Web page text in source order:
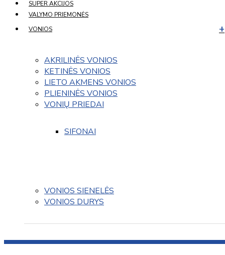
SUPER AKCIJOS
VALYMO PRIEMONĖS
VONIOS
AKRILINĖS VONIOS
KETINĖS VONIOS
LIETO AKMENS VONIOS
PLIENINĖS VONIOS
VONIŲ PRIEDAI
SIFONAI
VONIOS SIENELĖS
VONIOS DURYS